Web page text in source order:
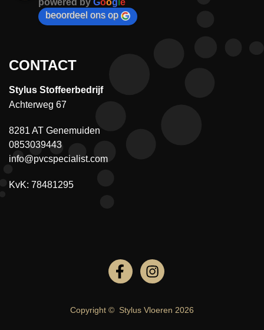
powered by Goog e
beoordeel ons op
CONTACT
Stylus Stoffeerbedrijf
Achterweg 67
8281 AT Genemuiden
0853039443
info@pvcspecialist.com
KvK: 78481295
Copyright © Stylus Vloeren 2026